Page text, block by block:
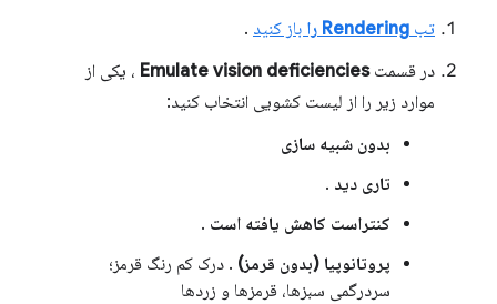
تب Rendering را باز کنید .
در قسمتEmulate vision deficiencies ، یکی از
موارد زیر را از لیست کشویی انتخاب کنید:
بدون شبیه سازی
تاری دید .
کنتراست کاهش یافته است .
پروتانوپیا (بدون قرمز) . درک کم رنگ قرمز؛
سردرگمی سبزها، قرمزها و زردها